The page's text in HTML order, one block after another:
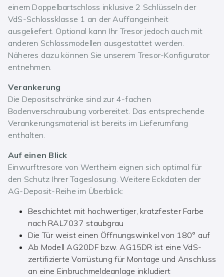
einem Doppelbartschloss inklusive 2 Schlüsseln der
VdS-Schlossklasse 1 an der Auffangeinheit
ausgeliefert. Optional kann Ihr Tresor jedoch auch mit
anderen Schlossmodellen ausgestattet werden.
Näheres dazu können Sie unserem Tresor-Konfigurator
entnehmen.
Verankerung
Die Depositschränke sind zur 4-fachen
Bodenverschraubung vorbereitet. Das entsprechende
Verankerungsmaterial ist bereits im Lieferumfang
enthalten.
Auf einen Blick
Einwurftresore von Wertheim eignen sich optimal für
den Schutz Ihrer Tageslosung. Weitere Eckdaten der
AG-Deposit-Reihe im Überblick:
Beschichtet mit hochwertiger, kratzfester Farbe
nach RAL7037 staubgrau
Die Tür weist einen Öffnungswinkel von 180° auf
Ab Modell AG20DF bzw. AG15DR ist eine VdS-
zertifizierte Vorrüstung für Montage und Anschluss
an eine Einbruchmeldeanlage inkludiert